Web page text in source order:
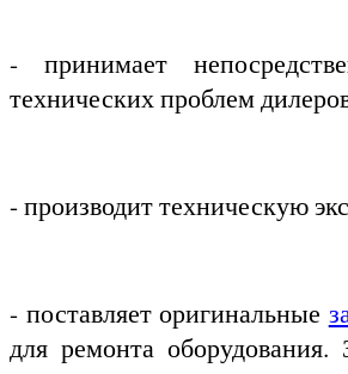
- принимает
технических проблем
- производит техническую
- поставляет оригинальные
для ремонта